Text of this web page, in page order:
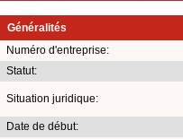
Généralités
Numéro d'entreprise:
Statut:
Situation juridique:
Date de début: